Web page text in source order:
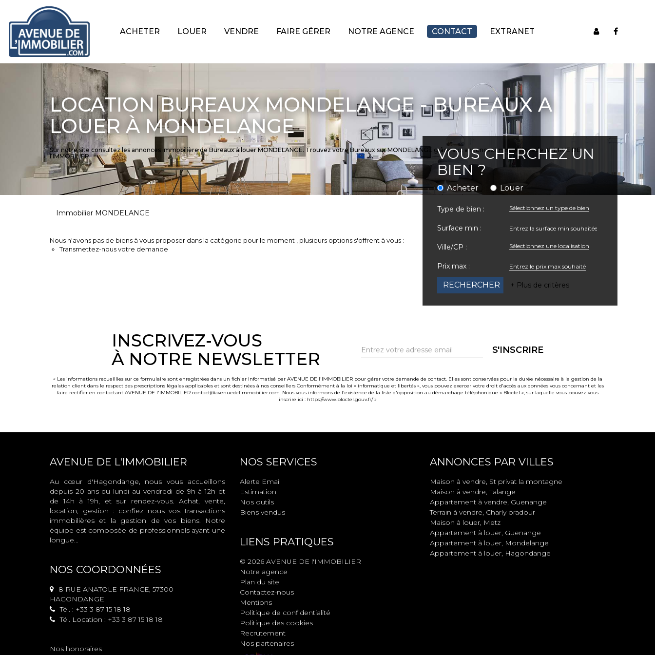
ACHETER LOUER VENDRE FAIRE GÉRER NOTRE AGENCE CONTACT EXTRANET
LOCATION BUREAUX MONDELANGE - BUREAUX A
LOUER À MONDELANGE
Sur notre site consultez les annonces immobilière de Bureaux à louer MONDELANGE. Trouvez votre Bureaux sur MONDELANGE grâce aux annonces immobilières de AVENUE DE
l'IMMOBILIER.
VOUS CHERCHEZ UN
BIEN ?
Acheter Louer
Type de bien : Sélectionnez un type de bien
Surface min :
Ville/CP : Sélectionnez une localisation
Prix max :
+ Plus de critères
Immobilier MONDELANGE
Nous n'avons pas de biens à vous proposer dans la catégorie pour le moment , plusieurs options s'offrent à vous :
Transmettez-nous votre demande
INSCRIVEZ-VOUS
À NOTRE NEWSLETTER
S'INSCRIRE
« Les informations recueillies sur ce formulaire sont enregistrées dans un fichier informatisé par AVENUE DE l'IMMOBILIER pour gérer votre demande de contact. Elles sont conservées pour la durée nécessaire à la gestion de la
relation client dans le respect des prescriptions légales applicables et sont destinées à nos conseillers Conformément à la loi « informatique et libertés », vous pouvez exercer votre droit d'accès aux données vous concernant et les
faire rectifier en contactant AVENUE DE l'IMMOBILIER contact@avenuedelimmobilier.com. Nous vous informons de l'existence de la liste d'opposition au démarchage téléphonique « Bloctel », sur laquelle vous pouvez vous
inscrire ici : https://www.bloctel.gouv.fr/»
AVENUE DE L'IMMOBILIER
Au cœur d'Hagondange, nous vous accueillons
depuis 20 ans du lundi au vendredi de 9h à 12h et
de 14h à 19h, et sur rendez-vous. Achat, vente,
location, gestion : confiez nous vos transactions
immobilières et la gestion de vos biens. Notre
équipe est composée de professionnels ayant une
longue...
NOS COORDONNÉES
8 RUE ANATOLE FRANCE, 57300
HAGONDANGE
Tél. : +33 3 87 15 18 18
Tél. Location : +33 3 87 15 18 18
Nos honoraires
NOS SERVICES
Alerte Email
Estimation
Nos outils
Biens vendus
LIENS PRATIQUES
© 2026 AVENUE DE l'IMMOBILIER
Notre agence
Plan du site
Contactez-nous
Mentions
Politique de confidentialité
Politique des cookies
Recrutement
Nos partenaires
ANNONCES PAR VILLES
Maison à vendre, St privat la montagne
Maison à vendre, Talange
Appartement à vendre, Guenange
Terrain à vendre, Charly oradour
Maison à louer, Metz
Appartement à louer, Guenange
Appartement à louer, Mondelange
Appartement à louer, Hagondange